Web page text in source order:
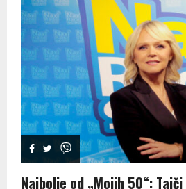
Thumbnail
youtube
youtube
Gost u studiju Brano
"Kantarion...
15:18
8
Thumbnail
youtube
Gost u našem studiju bio
grupe...
11:51
9
Thumbnail
Tina Bjelobrković, PR CIM
nas je šta...
08:08
10
Nedom Gudelj
Najbolje od „Mojih 50“: Tajči